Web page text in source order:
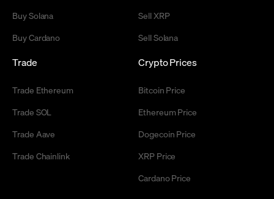
Buy Solana
Buy Cardano
Sell XRP
Sell Solana
Trade
Trade Ethereum
Trade SOL
Trade Aave
Trade Chainlink
Crypto Prices
Bitcoin Price
Ethereum Price
Dogecoin Price
XRP Price
Cardano Price